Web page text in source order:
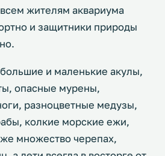
жителям аквариума
и защитники природы
и маленькие акулы,
опасные мурены,
разноцветные медузы,
колкие морские ежи,
множество черепах,